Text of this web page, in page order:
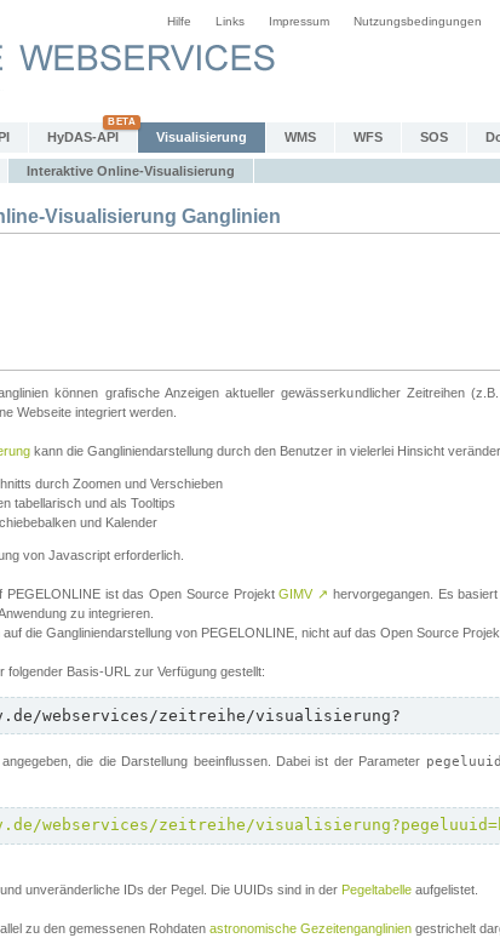
Hilfe Links Impressum Nutzungsbedingungen
HyDAS-API Visualisierung WMS WFS SOS
Interaktive Online-Visualisierung
Visualisierung Ganglinien
können grafische Anzeigen aktueller gewässerkundlicher Zeitreihen
Webseite integriert werden.
kann die Gangliniendarstellung durch den Benutzer in vielerlei Hinsicht
durch Zoomen und Verschieben
tabellarisch und als Tooltips
und Kalender
von Javascript erforderlich.
PEGELONLINE ist das Open Source ProjektGIMV ↗ hervorgegangen. Es
zu integrieren.
die Gangliniendarstellung von PEGELONLINE, nicht auf das Open Source
folgender Basis-URL zur Verfügung gestellt:
webservices/zeitreihe/visualisierung?
die die Darstellung beeinflussen. Dabei ist der Parameter pegeluuid
webservices/zeitreihe/
unveränderliche IDs der Pegel. Die UUIDs sind in der Pegeltabelle aufgelistet.
zu den gemessenen Rohdaten astronomische Gezeitenganglinien gestrichelt